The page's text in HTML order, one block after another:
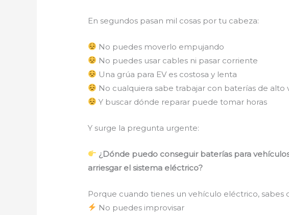
En segundos pasan mil cosas por tu cabeza:
No puedes moverlo empujando
No puedes usar cables ni pasar corriente
Una grúa para EV es costosa y lenta
No cualquiera sabe trabajar con baterías de alto
Y buscar dónde reparar puede tomar horas
Y surge la pregunta urgente:
¿Dónde puedo conseguir baterías para
arriesgar el sistema eléctrico?
Porque cuando tienes un vehículo eléctrico, sabes
No puedes improvisar